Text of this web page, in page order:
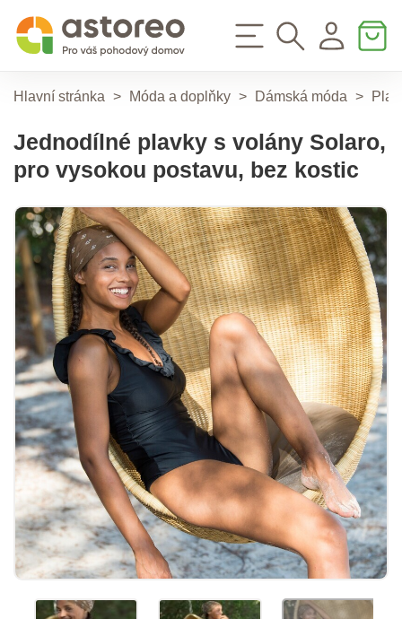
Hlavní stránka > Móda a doplňky > Dámská móda >
Jednodílné plavky s volány Solaro,
pro vysokou postavu, bez kostic